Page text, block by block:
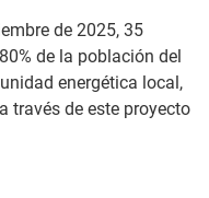
de 2025, 35
de la población del
energética local,
través de este proyecto